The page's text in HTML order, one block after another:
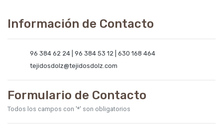
Información de Contacto
96 384 62 24 | 96 384 53 12 | 630 168 464
tejidosdolz@tejidosdolz.com
Formulario de Contacto
Todos los campos con '*' son obligatorios